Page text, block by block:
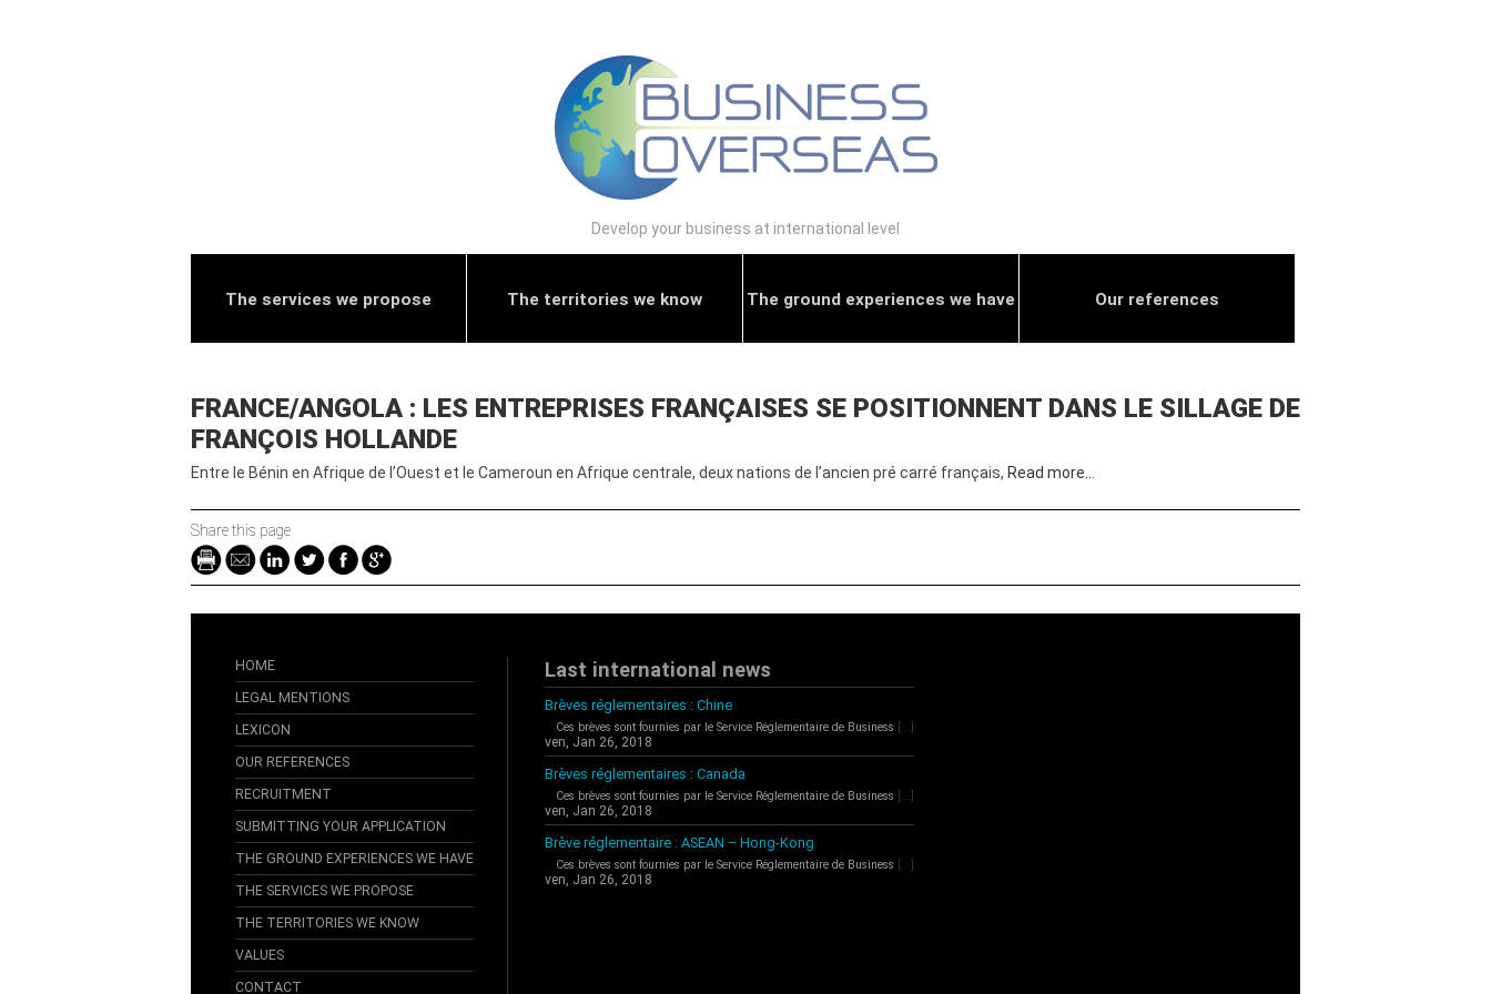
Develop your business at international level
The services we propose The territories we know The ground experiences we have Our references
FRANCE/ANGOLA : LES ENTREPRISES FRANÇAISES SE POSITIONNENT DANS LE SILLAGE DE
FRANÇOIS HOLLANDE
Entre le Bénin en Afrique de l’Ouest et le Cameroun en Afrique centrale, deux nations de l’ancien pré carré français, Read more…
Share this page
HOME
LEGAL MENTIONS
LEXICON
OUR REFERENCES
RECRUITMENT
SUBMITTING YOUR APPLICATION
THE GROUND EXPERIENCES WE HAVE
THE SERVICES WE PROPOSE
THE TERRITORIES WE KNOW
VALUES
CONTACT
Last international news
Brèves réglementaires : Chine
Ces brèves sont fournies par le Service Réglementaire de Business [...]
ven, Jan 26, 2018
Brèves réglementaires : Canada
Ces brèves sont fournies par le Service Réglementaire de Business [...]
ven, Jan 26, 2018
Brève réglementaire : ASEAN – Hong-Kong
Ces brèves sont fournies par le Service Réglementaire de Business [...]
ven, Jan 26, 2018